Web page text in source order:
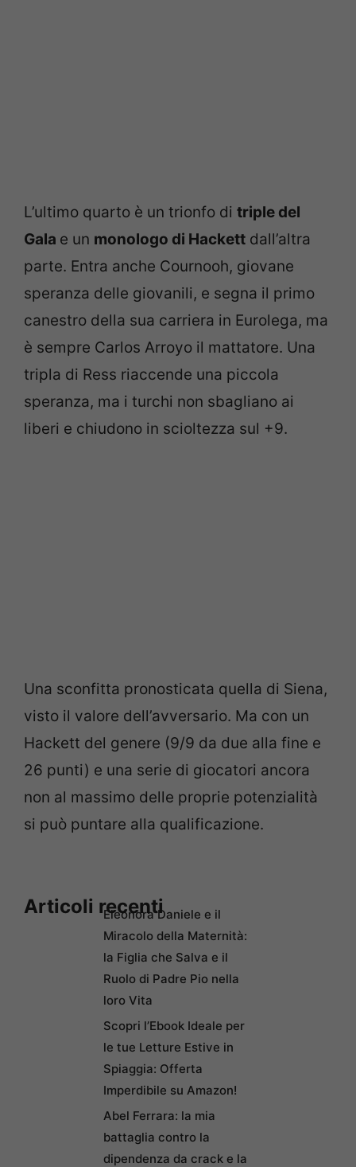
L’ultimo quarto è un trionfo di triple del
Gala e un monologo di Hackett dall’altra
parte. Entra anche Cournooh, giovane
speranza delle giovanili, e segna il primo
canestro della sua carriera in Eurolega, ma
è sempre Carlos Arroyo il mattatore. Una
tripla di Ress riaccende una piccola
speranza, ma i turchi non sbagliano ai
liberi e chiudono in scioltezza sul +9.
Una sconfitta pronosticata quella di Siena,
visto il valore dell’avversario. Ma con un
Hackett del genere (9/9 da due alla fine e
26 punti) e una serie di giocatori ancora
non al massimo delle proprie potenzialità
si può puntare alla qualificazione.
Articoli recentiEleonora Daniele e il
Miracolo della Maternità:
la Figlia che Salva e il
Ruolo di Padre Pio nella
loro Vita
Scopri l’Ebook Ideale per
le tue Letture Estive in
Spiaggia: Offerta
Imperdibile su Amazon!
Abel Ferrara: la mia
battaglia contro la
dipendenza da crack e la